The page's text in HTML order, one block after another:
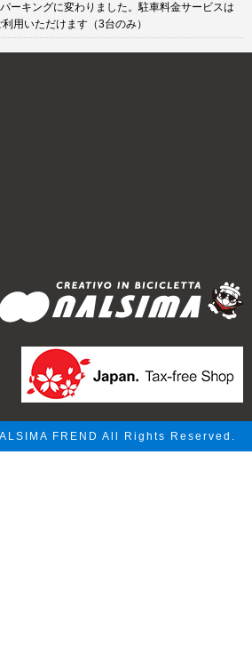
ーキングに変わりました。駐車料金サービスは
用いただけます（3台のみ）
FREND All Rights Reserved.